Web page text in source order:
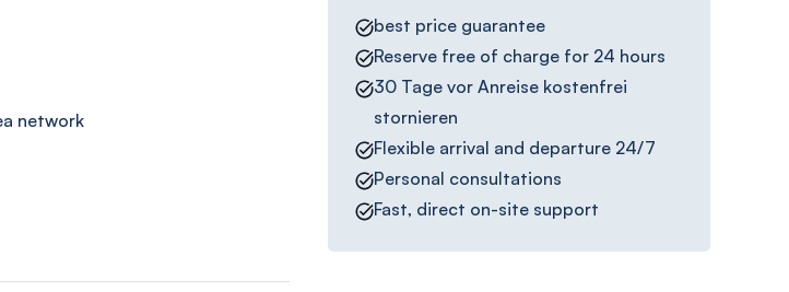
network
best price guarantee
Reserve free of charge for 24 hours
30 Tage vor Anreise kostenfrei
stornieren
Flexible arrival and departure 24/7
Personal consultations
Fast, direct on-site support